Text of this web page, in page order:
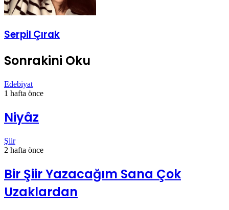
Serpil Çırak
Sonrakini Oku
Edebiyat
1 hafta önce
Niyâz
Şiir
2 hafta önce
Bir Şiir Yazacağım Sana Çok
Uzaklardan